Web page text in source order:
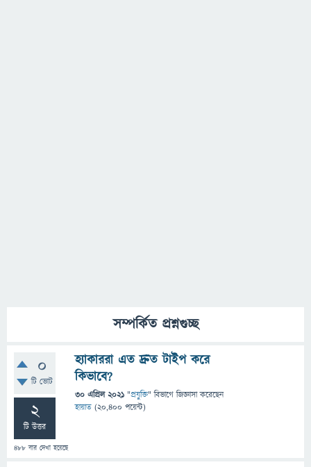
সম্পর্কিত প্রশ্নগুচ্ছ
0
টি ভোট
2
টি উত্তর
488 বার দেখা হয়েছে
হ্যাকাররা এত দ্রুত টাইপ করে
কিভাবে?
30 এপ্রিল 2021 "প্রযুক্তি" বিভাগে জিজ্ঞাসাকরেছেন
হায়াত (20,400 পয়েন্ট)